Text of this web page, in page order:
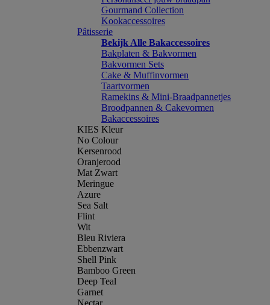
Gourmand Collection
Kookaccessoires
Pâtisserie
Bekijk Alle Bakaccessoires
Bakplaten & Bakvormen
Bakvormen Sets
Cake & Muffinvormen
Taartvormen
Ramekins & Mini-Braadpannetjes
Broodpannen & Cakevormen
Bakaccessoires
KIES Kleur
No Colour
Kersenrood
Oranjerood
Mat Zwart
Meringue
Azure
Sea Salt
Flint
Wit
Bleu Riviera
Ebbenzwart
Shell Pink
Bamboo Green
Deep Teal
Garnet
Nectar